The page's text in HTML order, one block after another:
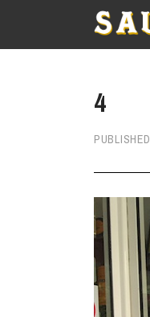
4
PUBLISHED